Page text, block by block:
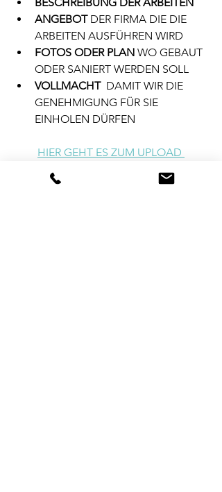
BESCHREIBUNG DER ARBEITEN
ANGEBOT DER FIRMA DIE DIE
ARBEITEN AUSFÜHREN WIRD
FOTOS ODER PLAN WO GEBAUT
ODER SANIERT WERDEN SOLL
VOLLMACHT DAMIT WIR DIE
GENEHMIGUNG FÜR SIE
EINHOLEN DÜRFEN
HIER GEHT ES ZUM UPLOAD
IHRER UNTERLAGEN